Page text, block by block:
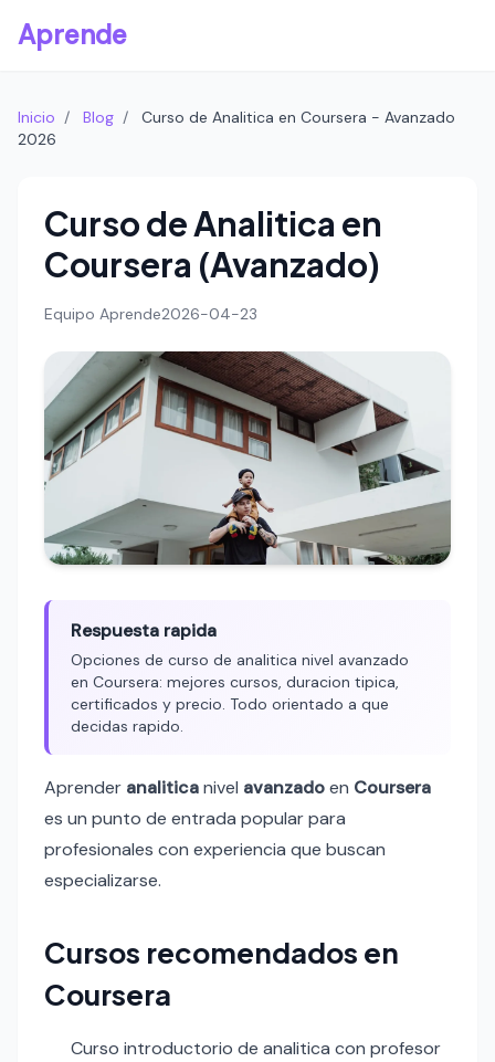
Aprende
Inicio / Blog /
Curso de Analitica en Coursera - Avanzado
2026
Curso de Analitica en
Coursera (Avanzado)
Equipo Aprende2026-04-23
Respuesta rapida
Opciones de curso de analitica nivel avanzado
en Coursera: mejores cursos, duracion tipica,
certificados y precio. Todo orientado a que
decidas rapido.
Aprender analiticanivel avanzadoen Coursera
es un punto de entrada popular para
profesionales con experiencia que buscan
especializarse.
Cursos recomendados en
Coursera
Curso introductorio de analitica con profesor